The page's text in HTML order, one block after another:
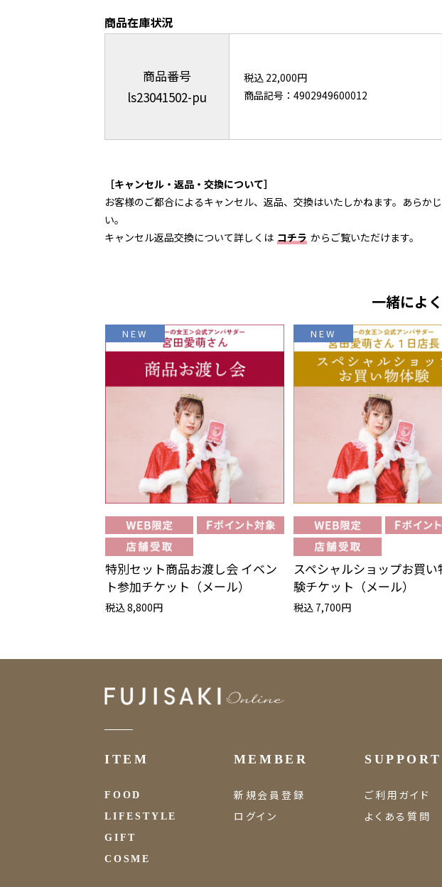
商品在庫状況
商品番号
ls23041502-pu
税込 22,000円
商品記号：4902949600012
［キャンセル・返品・交換について］
お客様のご都合によるキャンセル、返品、交換はいたしかねます。あらか
い。
キャンセル返品交換について詳しくは コチラ からご覧いただけます。
一緒によ
NEW
特別セット商品お渡し会 イベン
ト参加チケット（メール）
税込 8,800円
NEW
スペシャルショップお買い
験チケット（メール）
税込 7,700円
ITEM
FOOD
LIFESTYLE
GIFT
COSME
MEMBER
新規会員登録
ログイン
SUPPORT
ご利用ガイド
よくある質問